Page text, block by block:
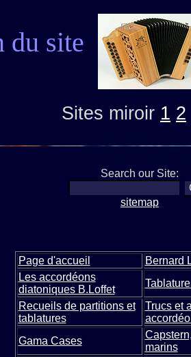
du site
Sites miroir 1 2
Search our Site:
sitemap
Page d'accueil
Bernard
Les accordéons
diatoniques B.Loffet
Recueils de partitions et
tablatures
Trucs et
Gama Cases
marins